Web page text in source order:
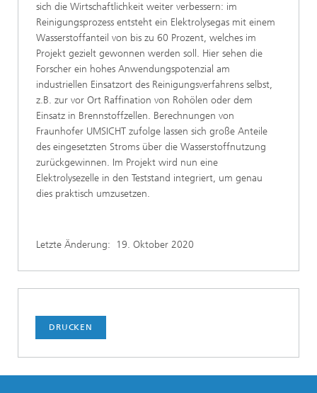
sich die Wirtschaftlichkeit weiter verbessern: im
Reinigungsprozess entsteht ein Elektrolysegas mit einem
Wasserstoffanteil von bis zu 60 Prozent, welches im
Projekt gezielt gewonnen werden soll. Hier sehen die
Forscher ein hohes Anwendungspotenzial am
industriellen Einsatzort des Reinigungsverfahrens selbst,
z.B. zur vor Ort Raffination von Rohölen oder dem
Einsatz in Brennstoffzellen. Berechnungen von
Fraunhofer UMSICHT zufolge lassen sich große Anteile
des eingesetzten Stroms über die Wasserstoffnutzung
zurückgewinnen. Im Projekt wird nun eine
Elektrolysezelle in den Teststand integriert, um genau
dies praktisch umzusetzen.
Letzte Änderung: 19. Oktober 2020
DRUCKEN